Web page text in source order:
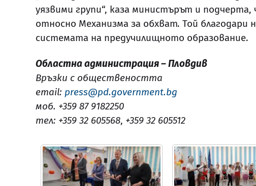
уязвими групи“, каза министърът и
относно Механизма за обхват. Той
системата на предучилищното образование.
Областна администрация – Пловдив
Връзки с обществеността
email: press@pd.government.bg
моб. +359 87 9182250
тел: +359 32 605568, +359 32 605512